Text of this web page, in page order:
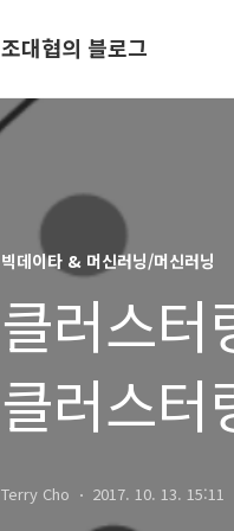
조대협의 블로그
빅데이타 & 머신러닝/머신러닝
클러스
클러스터
Terry Cho 2017. 10. 13. 15:11